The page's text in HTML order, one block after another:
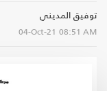
توفيق المديني
04-Oct-21 08:51 AM